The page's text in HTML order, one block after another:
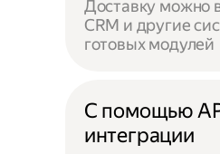
Доставку можно
CRM и другие
готовых модулей
С помощью
интеграции